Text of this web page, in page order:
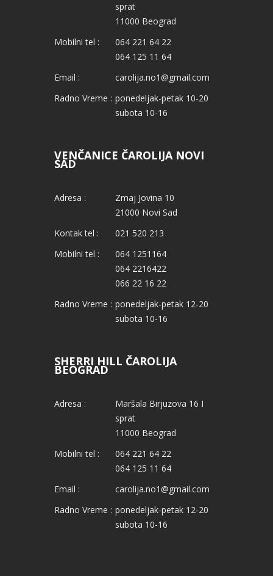
sprat
11000 Beograd
Mobilni tel :
064 221 64 22
064 125 11 64
Email :
carolija.no1@gmail.com
Radno Vreme : ponedeljak-petak 10-20
subota 10-16
VENČANICE ČAROLIJA NOVI
SAD
Adresa :
Zmaj Jovina 10
21000 Novi Sad
Kontak tel :
021 520 213
Mobilni tel :
064 1251164
064 2216422
066 22 16 22
Radno Vreme : ponedeljak-petak 12-20
subota 10-16
SHERRI HILL ČAROLIJA
BEOGRAD
Adresa :
Maršala Birjuzova 16 I
sprat
11000 Beograd
Mobilni tel :
064 221 64 22
064 125 11 64
Email :
carolija.no1@gmail.com
Radno Vreme : ponedeljak-petak 12-20
subota 10-16